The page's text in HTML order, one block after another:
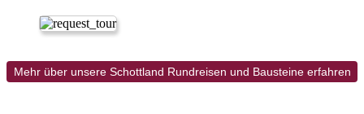
Mehr über unsere Schottland Rundreisen und Bausteine erfahren